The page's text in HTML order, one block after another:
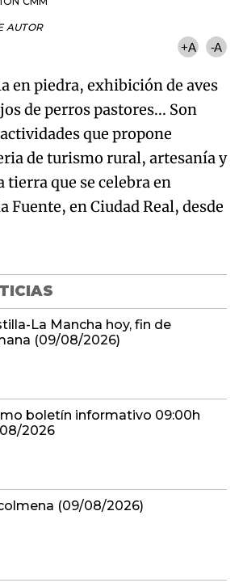
AUTOR
+A -A
en piedra, exhibición de aves
de perros pastores... Son
que propone
de turismo rural, artesanía y
tierra que se celebra en
Fuente, en Ciudad Real, desde
La Mancha hoy, fin de
(09/08/2026)
boletín informativo 09:00h
2026
(09/08/2026)